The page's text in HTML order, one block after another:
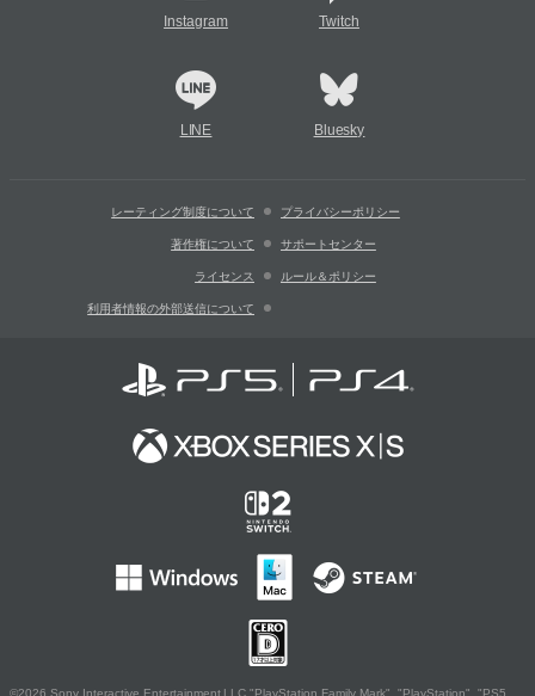
Instagram Twitch
LINE Bluesky
レーティング制度について プライバシーポリシー
著作権について サポートセンター
ライセンス ルール＆ポリシー
利用者情報の外部送信について
©2026 Sony Interactive Entertainment LLC."PlayStation Family Mark", "PlayStation", "PS5